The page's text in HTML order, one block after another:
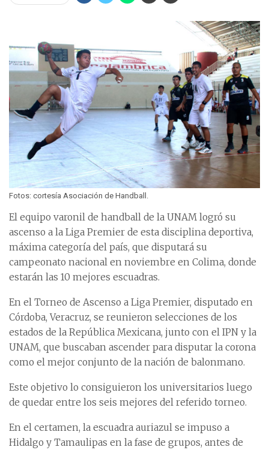
Fotos: cortesía Asociación de Handball.
El equipo varonil de handball de la UNAM logró su
ascenso a la Liga Premier de esta disciplina deportiva,
máxima categoría del país, que disputará su
campeonato nacional en noviembre en Colima, donde
estarán las 10 mejores escuadras.
En el Torneo de Ascenso a Liga Premier, disputado en
Córdoba, Veracruz, se reunieron selecciones de los
estados de la República Mexicana, junto con el IPN y la
UNAM, que buscaban ascender para disputar la corona
como el mejor conjunto de la nación de balonmano.
Este objetivo lo consiguieron los universitarios luego
de quedar entre los seis mejores del referido torneo.
En el certamen, la escuadra auriazul se impuso a
Hidalgo y Tamaulipas en la fase de grupos, antes de